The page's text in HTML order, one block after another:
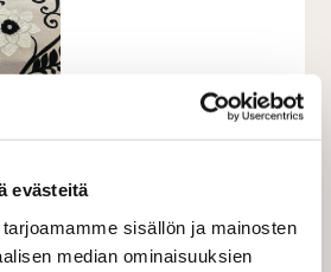
evästeitä
sisällön ja mainosten
median ominaisuuksien
x 140cm
kuvioita mustalla, pohjan